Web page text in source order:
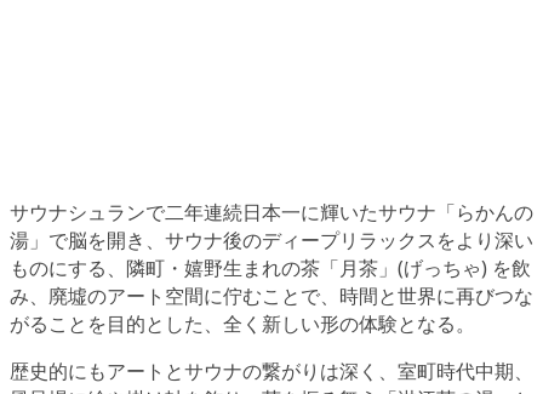
サウナシュランで二年連続日本一に輝いたサウナ「らかんの
湯」で脳を開き、サウナ後のディープリラックスをより深い
ものにする、隣町・嬉野生まれの茶「月茶」(げっちゃ) を飲
み、廃墟のアート空間に佇むことで、時間と世界に再びつな
がることを目的とした、全く新しい形の体験となる。
歴史的にもアートとサウナの繋がりは深く、室町時代中期、